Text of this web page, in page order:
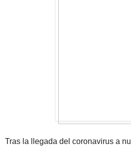
Tras la llegada del coronavirus a